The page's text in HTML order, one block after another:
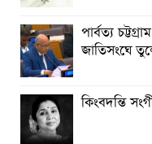
রাবিপ্রবি’তে ‘জুলাই
পার্বত্য
জাতিসংঘে
কিংবদন্তি